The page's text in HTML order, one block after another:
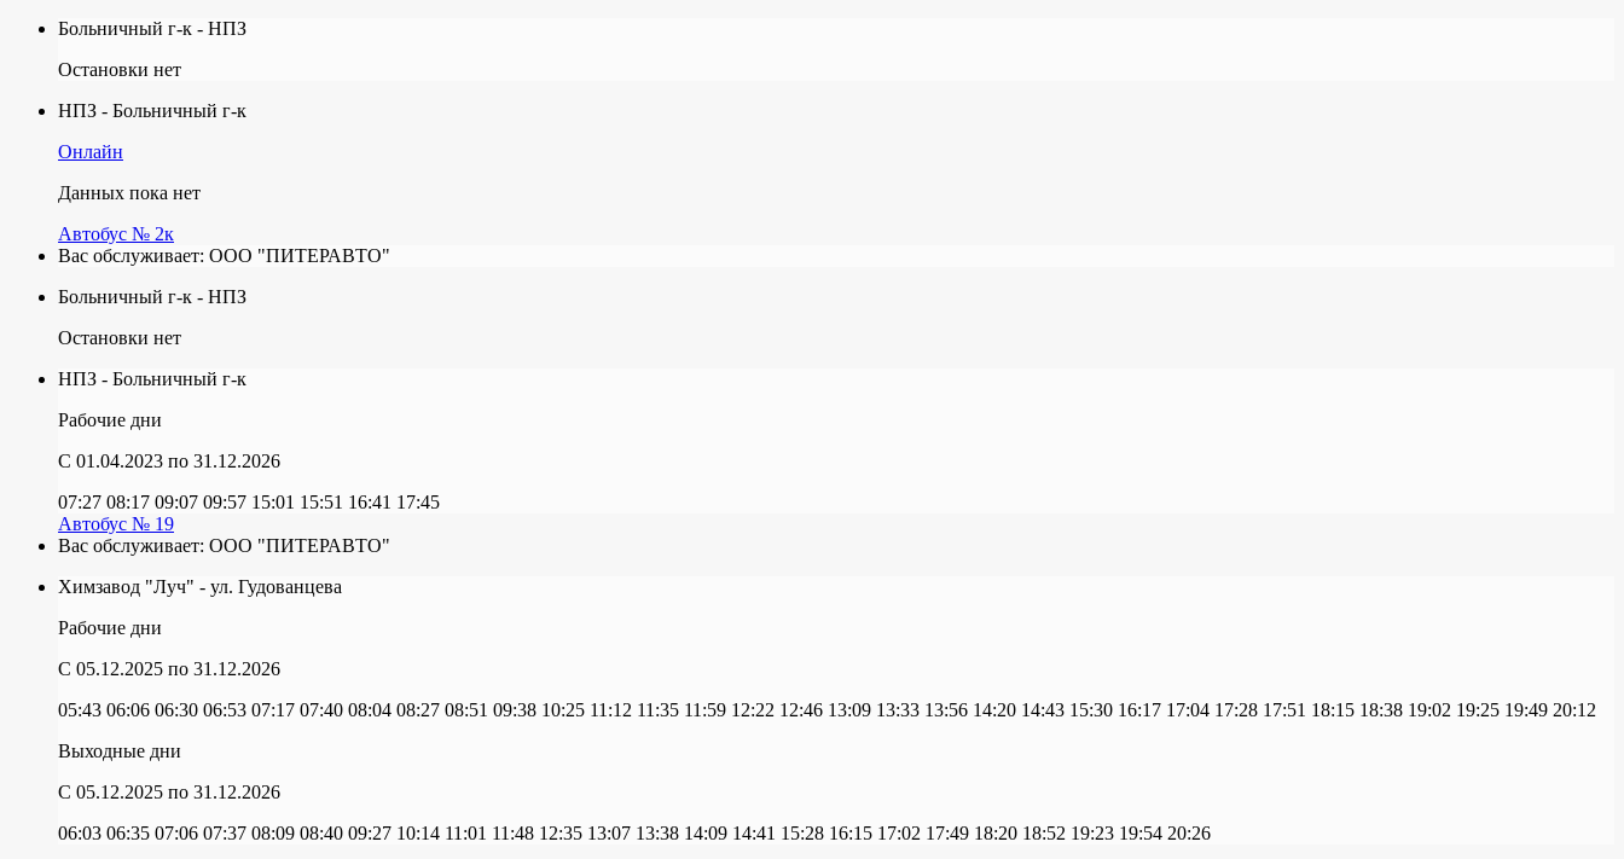
Больничный г-к - НПЗ
Остановки нет
НПЗ - Больничный г-к
Онлайн
Данных пока нет
Автобус № 2к
Вас обслуживает: ООО "ПИТЕРАВТО"
Больничный г-к - НПЗ
Остановки нет
НПЗ - Больничный г-к
Рабочие дни
C 01.04.2023 по 31.12.2026
07:27 08:17 09:07 09:57 15:01 15:51 16:41 17:45
Автобус № 19
Вас обслуживает: ООО "ПИТЕРАВТО"
Химзавод "Луч" - ул. Гудованцева
Рабочие дни
C 05.12.2025 по 31.12.2026
05:43 06:06 06:30 06:53 07:17 07:40 08:04 08:27 08:51 09:38 10:25 11:12 11:35 11:59 12:22 12:46 13:09 13:33 13:56 14:20 14:43 15:30 16:17 17:04 17:28 17:51 18:15 18:38 19:02 19:25 19:49 20:12
Выходные дни
C 05.12.2025 по 31.12.2026
06:03 06:35 07:06 07:37 08:09 08:40 09:27 10:14 11:01 11:48 12:35 13:07 13:38 14:09 14:41 15:28 16:15 17:02 17:49 18:20 18:52 19:23 19:54 20:26